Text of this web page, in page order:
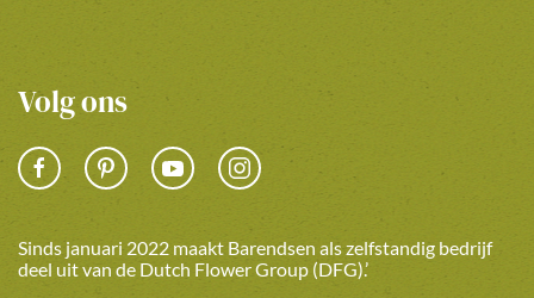
Volg ons
Sinds januari 2022 maakt Barendsen als zelfstandig bedrijf
deel uit van de Dutch Flower Group (DFG).’